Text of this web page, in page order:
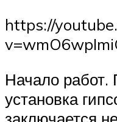
https://
Начало работ.
установка
заключается